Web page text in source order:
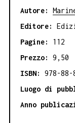
Autore:
Editore:
Pagine: 112
Prezzo: 9,50
ISBN: 978-88-
Luogo di
Anno